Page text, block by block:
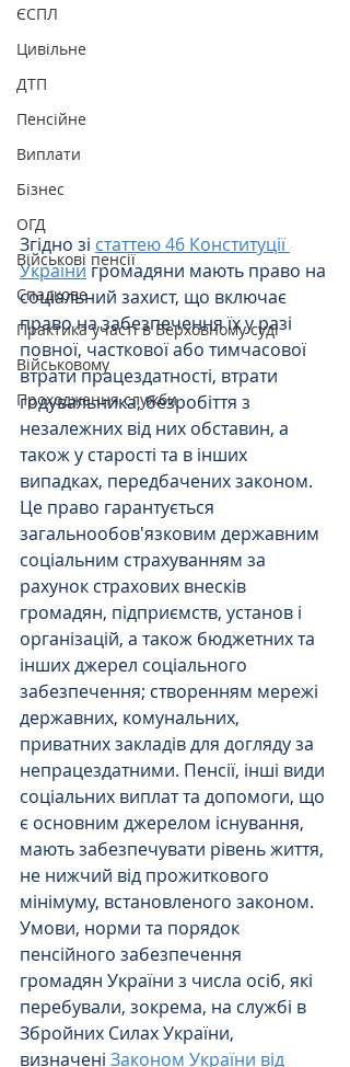
ЄСПЛ
Цивільне
ДТП
Пенсійне
Виплати
Бізнес
ОГД
Військові пенсії
Спадкове
Практика участі в Верховному суді
Військовому
Проходження служби
Згідно зі статтею 46 Конституції
України громадяни мають право на
соціальний захист, що включає
право на забезпечення їх у разі
повної, часткової або тимчасової
втрати працездатності, втрати
годувальника, безробіття з
незалежних від них обставин, а
також у старості та в інших
випадках, передбачених законом.
Це право гарантується
загальнообов'язковим державним
соціальним страхуванням за
рахунок страхових внесків
громадян, підприємств, установ і
організацій, а також бюджетних та
інших джерел соціального
забезпечення; створенням мережі
державних, комунальних,
приватних закладів для догляду за
непрацездатними. Пенсії, інші види
соціальних виплат та допомоги, що
є основним джерелом існування,
мають забезпечувати рівень життя,
не нижчий від прожиткового
мінімуму, встановленого законом.
Умови, норми та порядок
пенсійного забезпечення
громадян України з числа осіб, які
перебували, зокрема, на службі в
Збройних Силах України,
визначені Законом України від